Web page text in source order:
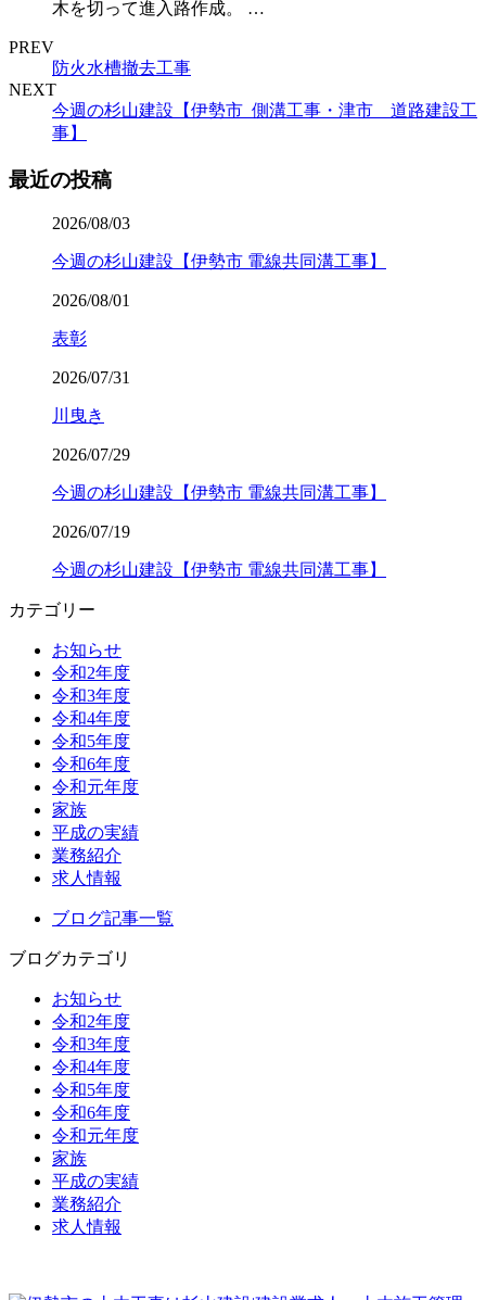
木を切って進入路作成。 …
PREV
防火水槽撤去工事
NEXT
今週の杉山建設【伊勢市 側溝工事・津市 道路建設工
事】
最近の投稿
2026/08/03
今週の杉山建設【伊勢市 電線共同溝工事】
2026/08/01
表彰
2026/07/31
川曳き
2026/07/29
今週の杉山建設【伊勢市 電線共同溝工事】
2026/07/19
今週の杉山建設【伊勢市 電線共同溝工事】
カテゴリー
お知らせ
令和2年度
令和3年度
令和4年度
令和5年度
令和6年度
令和元年度
家族
平成の実績
業務紹介
求人情報
ブログ記事一覧
ブログカテゴリ
お知らせ
令和2年度
令和3年度
令和4年度
令和5年度
令和6年度
令和元年度
家族
平成の実績
業務紹介
求人情報